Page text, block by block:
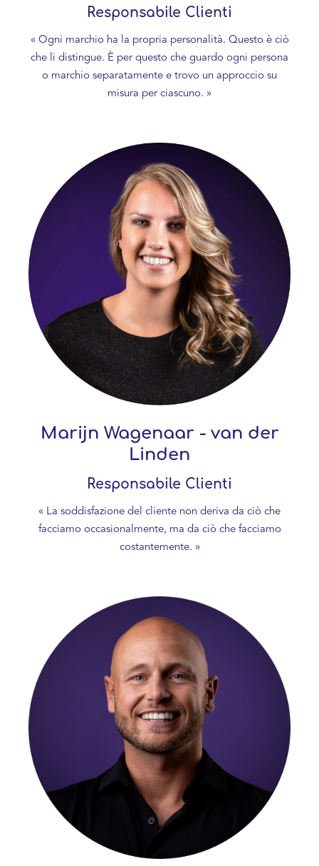
Responsabile Clienti
« Ogni marchio ha la propria personalità. Questo è ciò
che li distingue. È per questo che guardo ogni persona
o marchio separatamente e trovo un approccio su
misura per ciascuno. »
Marijn Wagenaar - van der
Linden
Responsabile Clienti
« La soddisfazione del cliente non deriva da ciò che
facciamo occasionalmente, ma da ciò che facciamo
costantemente. »